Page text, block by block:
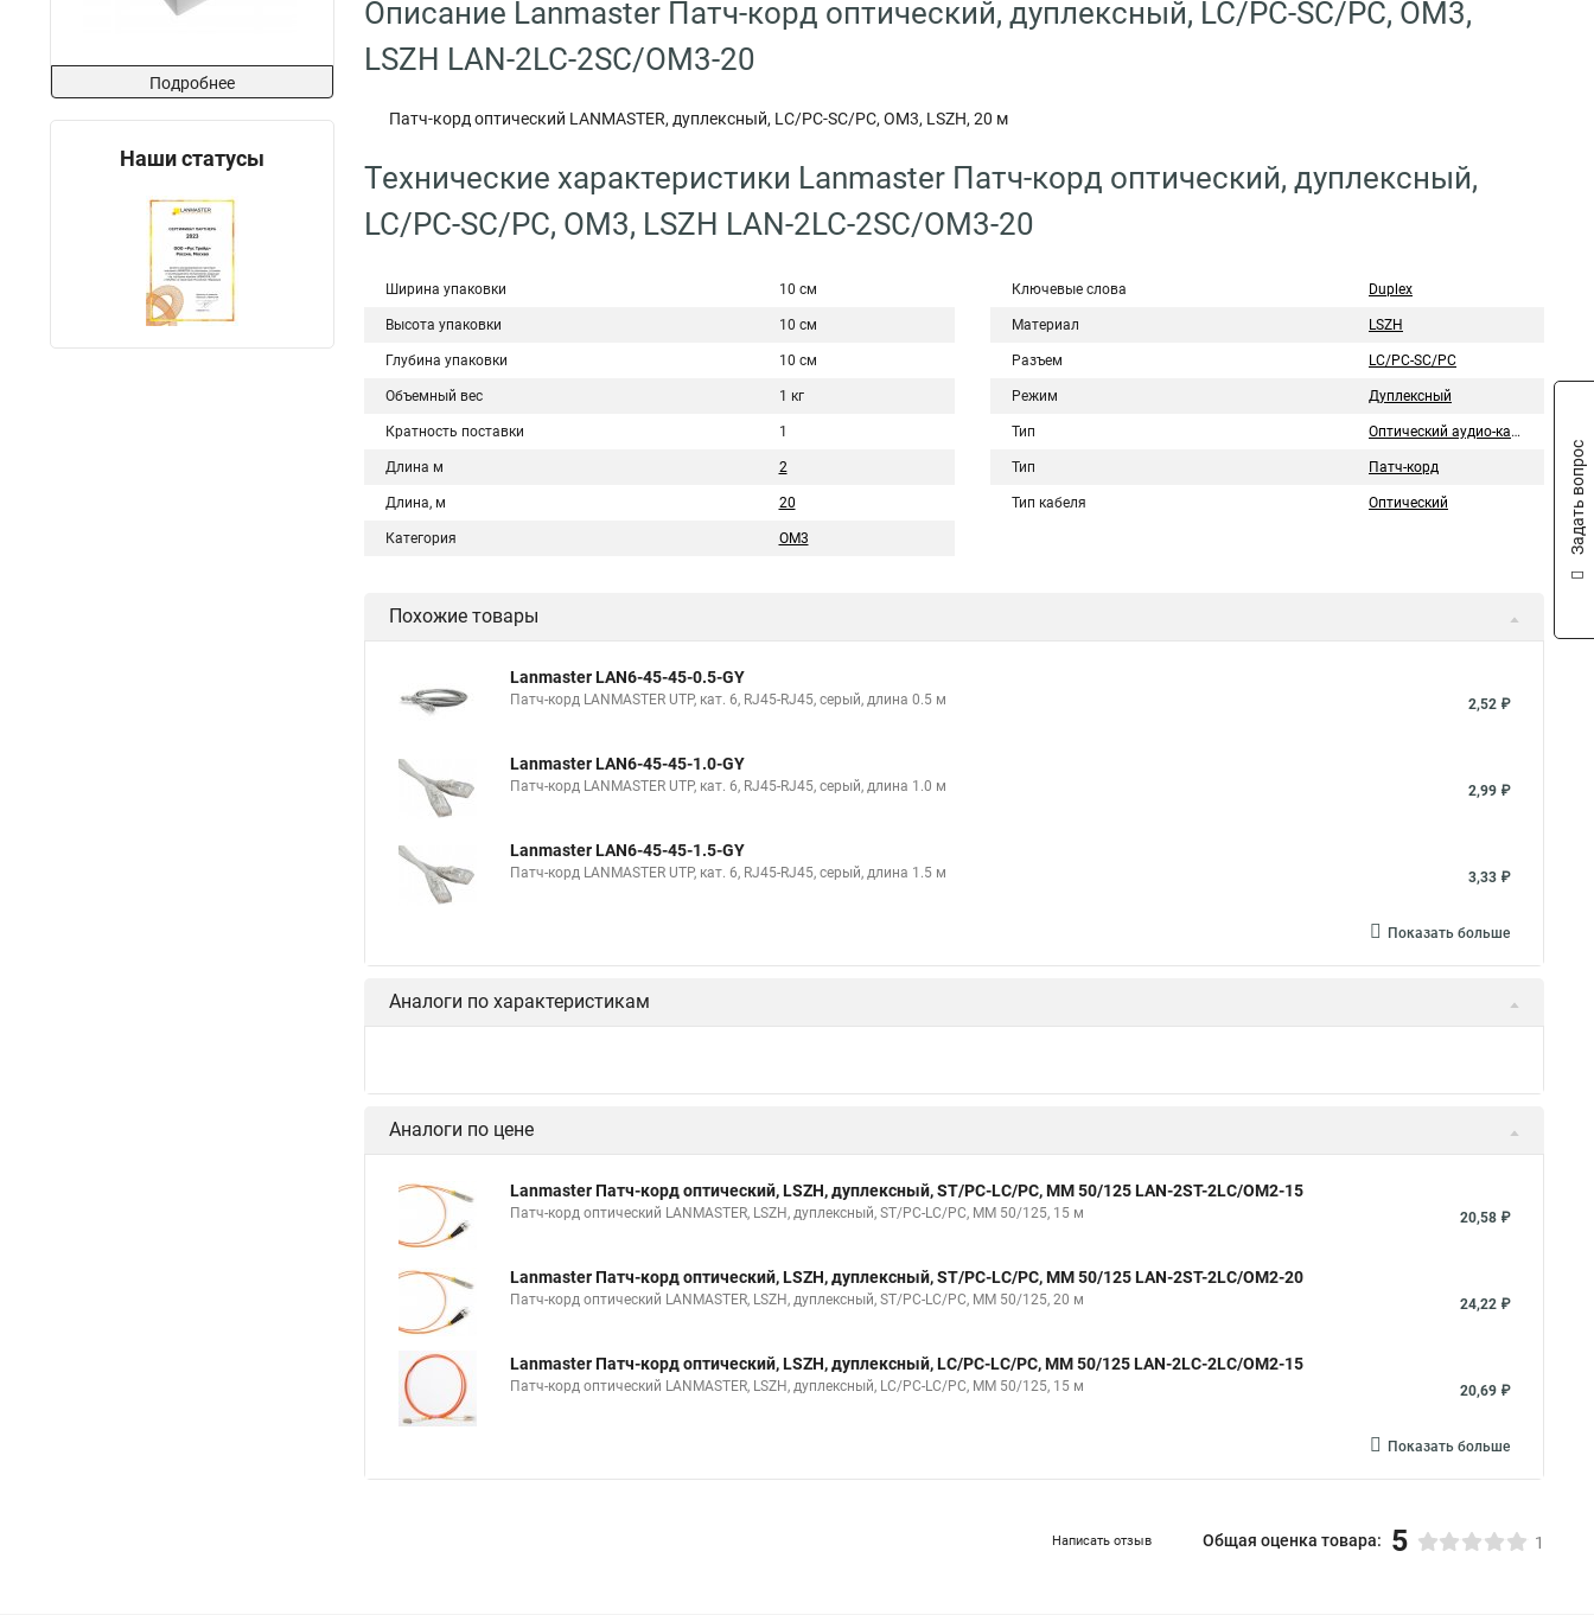
Подробнее
Наши статусы
Описание Lanmaster Патч-корд оптический, дуплексный, LC/PC-SС/PC, OM3,
LSZH LAN-2LC-2SС/OM3-20
Патч-корд оптический LANMASTER, дуплексный, LC/PC-SС/PC, OM3, LSZH, 20 м
Технические характеристики Lanmaster Патч-корд оптический, дуплексный,
LC/PC-SС/PC, OM3, LSZH LAN-2LC-2SС/OM3-20
Ширина упаковки 10 см
Высота упаковки 10 см
Глубина упаковки 10 см
Объемный вес 1 кг
Кратность поставки 1
Длина м 2
Длина, м 20
Категория OM3
Ключевые слова Duplex
Материал LSZH
Разъем LC/PC-SС/PC
Режим Дуплексный
Тип Оптический аудио-кабель
Тип Патч-корд
Тип кабеля Оптический
Похожие товары
Lanmaster LAN6-45-45-0.5-GY
Патч-корд LANMASTER UTP, кат. 6, RJ45-RJ45, серый, длина 0.5 м 2,52 ₽
Lanmaster LAN6-45-45-1.0-GY
Патч-корд LANMASTER UTP, кат. 6, RJ45-RJ45, серый, длина 1.0 м 2,99 ₽
Lanmaster LAN6-45-45-1.5-GY
Патч-корд LANMASTER UTP, кат. 6, RJ45-RJ45, серый, длина 1.5 м 3,33 ₽
Показать больше
Аналоги по характеристикам
Аналоги по цене
Lanmaster Патч-корд оптический, LSZH, дуплексный, ST/PC-LC/PC, MM 50/125 LAN-2ST-2LC/OM2-15
Патч-корд оптический LANMASTER, LSZH, дуплексный, ST/PC-LC/PC, MM 50/125, 15 м 20,58 ₽
Lanmaster Патч-корд оптический, LSZH, дуплексный, ST/PC-LC/PC, MM 50/125 LAN-2ST-2LC/OM2-20
Патч-корд оптический LANMASTER, LSZH, дуплексный, ST/PC-LC/PC, MM 50/125, 20 м 24,22 ₽
Lanmaster Патч-корд оптический, LSZH, дуплексный, LC/PC-LC/PC, MM 50/125 LAN-2LC-2LC/OM2-15
Патч-корд оптический LANMASTER, LSZH, дуплексный, LC/PC-LC/PC, MM 50/125, 15 м 20,69 ₽
Показать больше
Написать отзыв Общая оценка товара: 5 1
Задать вопрос